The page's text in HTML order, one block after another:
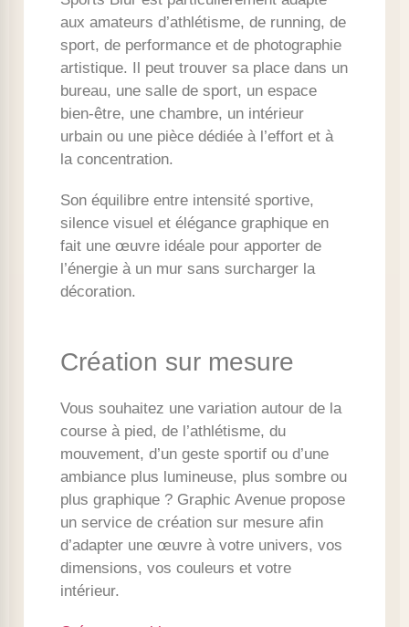
aux amateurs d’athlétisme, de running, de
sport, de performance et de photographie
artistique. Il peut trouver sa place dans un
bureau, une salle de sport, un espace
bien-être, une chambre, un intérieur
urbain ou une pièce dédiée à l’effort et à
la concentration.
Son équilibre entre intensité sportive,
silence visuel et élégance graphique en
fait une œuvre idéale pour apporter de
l’énergie à un mur sans surcharger la
décoration.
Création sur mesure
Vous souhaitez une variation autour de la
course à pied, de l’athlétisme, du
mouvement, d’un geste sportif ou d’une
ambiance plus lumineuse, plus sombre ou
plus graphique ? Graphic Avenue propose
un service de création sur mesure afin
d’adapter une œuvre à votre univers, vos
dimensions, vos couleurs et votre
intérieur.